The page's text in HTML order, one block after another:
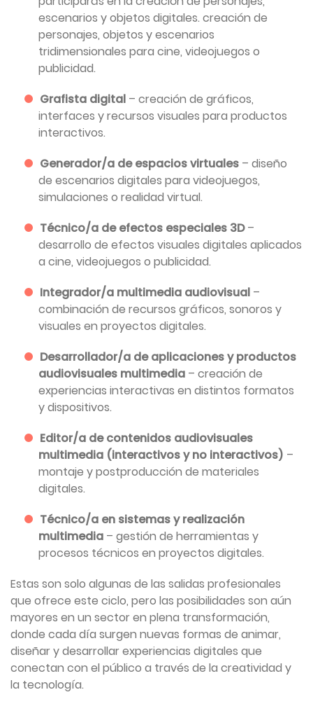
escenarios y objetos digitales. creación de
personajes, objetos y escenarios
tridimensionales para cine, videojuegos o
publicidad.
Grafista digital – creación de gráficos,
interfaces y recursos visuales para productos
interactivos.
Generador/a de espacios virtuales – diseño
de escenarios digitales para videojuegos,
simulaciones o realidad virtual.
Técnico/a de efectos especiales 3D–
desarrollo de efectos visuales digitales aplicados
a cine, videojuegos o publicidad.
Integrador/a multimedia audiovisual –
combinación de recursos gráficos, sonoros y
visuales en proyectos digitales.
Desarrollador/a de aplicaciones y productos
audiovisuales multimedia – creación de
experiencias interactivas en distintos formatos
y dispositivos.
Editor/a de contenidos audiovisuales
multimedia (interactivos y no interactivos) –
montaje y postproducción de materiales
digitales.
Técnico/a en sistemas y realización
multimedia – gestión de herramientas y
procesos técnicos en proyectos digitales.
Estas son solo algunas de las salidas profesionales
que ofrece este ciclo, pero las posibilidades son aún
mayores en un sector en plena transformación,
donde cada día surgen nuevas formas de animar,
diseñar y desarrollar experiencias digitales que
conectan con el público a través de la creatividad y
la tecnología.